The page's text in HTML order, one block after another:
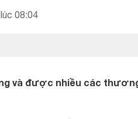
08:04
và được nhiều các